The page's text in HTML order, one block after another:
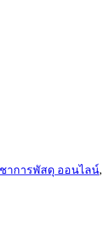
าการพัสดุ ออนไลน์,